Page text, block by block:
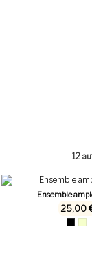
12
Ensemble
25,00